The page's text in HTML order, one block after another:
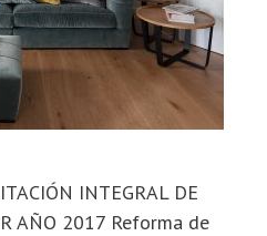
INTEGRAL DE
AÑO 2017 Reforma de